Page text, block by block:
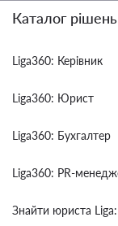
Каталог рішень
Liga360: Керівник
Liga360: Юрист
Liga360: Бухгалтер
Liga360: PR-
Знайти юриста